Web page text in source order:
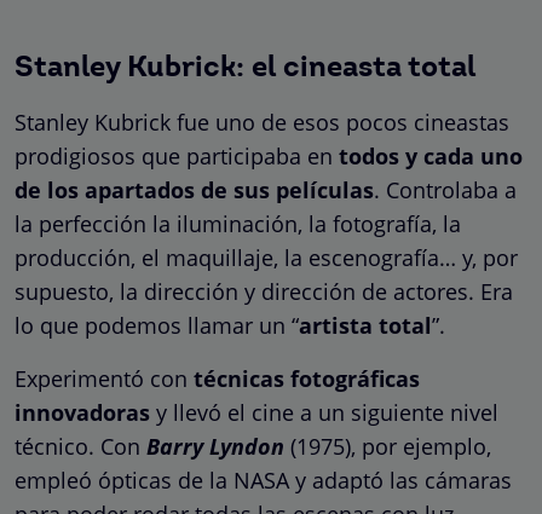
Stanley Kubrick: el cineasta total
Stanley Kubrick fue uno de esos pocos cineastas
prodigiosos que participaba en todos y cada uno
de los apartados de sus películas. Controlaba a
la perfección la iluminación, la fotografía, la
producción, el maquillaje, la escenografía… y, por
supuesto, la dirección y dirección de actores. Era
lo que podemos llamar un “artista total”.
Experimentó con técnicas fotográficas
innovadoras y llevó el cine a un siguiente nivel
técnico. Con Barry Lyndon (1975), por ejemplo,
empleó ópticas de la NASA y adaptó las cámaras